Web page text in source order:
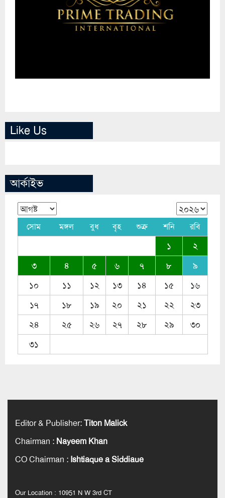
Like Us
আর্কাইভ
সোম মঙ্গল বুধ বৃহ শুক্র শনি রবি
১
২
৩
৪ ৫ ৬ ৭ ৮
৯
১০
১১ ১২ ১৩ ১৪ ১৫
১৬
১৭
১৮ ১৯ ২০ ২১ ২২
২৩
২৪
২৫ ২৬ ২৭ ২৮ ২৯
৩০
৩১
Editor & Publisher:Titon Malick
Chairman : Nayeem Khan
CO Chairman : Ishtiaque a Siddiaue
Our Location : 10951 N W 3rd CT